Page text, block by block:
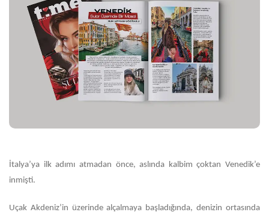
İtalya’ya ilk adımı atmadan önce, aslında kalbim çoktan Venedik’e
inmişti.
Uçak Akdeniz’in üzerinde alçalmaya başladığında, denizin ortasında